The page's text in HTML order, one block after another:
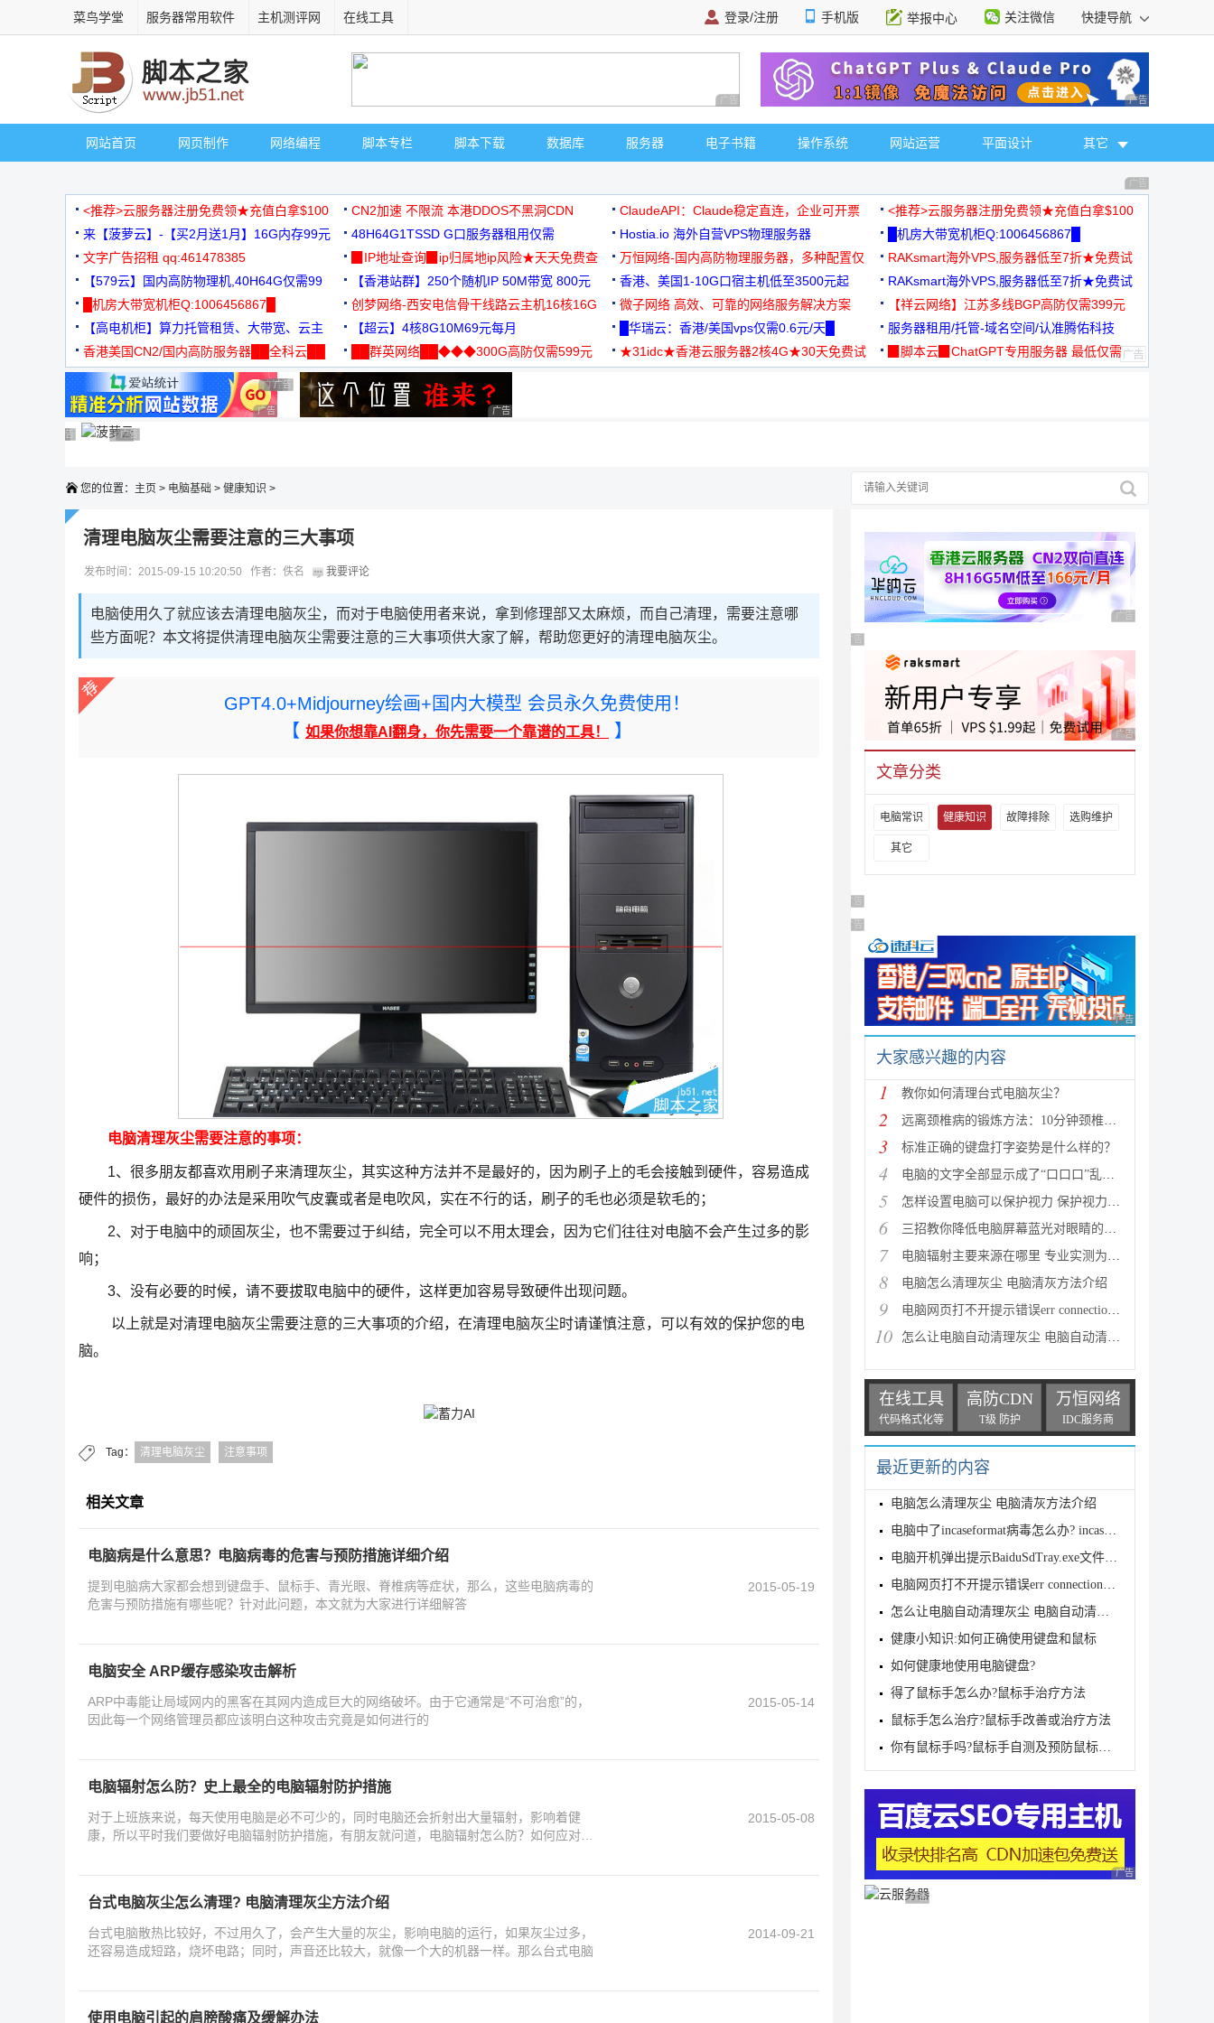
菜鸟学堂 服务器常用软件 主机测评网 在线工具 登录/注册 手机版 举报中心 关注微信 快捷导航
广告 商业广告，理性选择 广告 商业广告，理
网站首页 网页制作 网络编程 脚本专栏 脚本下载 数据库 服务器 电子书籍 操作系统 网站运营 平面设计 其它
广告 商业广告，理
<推荐>云服务器注册免费领★充值白拿$100 CN2加速 不限流 本港DDOS不黑洞CDN ClaudeAPI：Claude稳定直连，企业可开票
<推荐>云服务器注册免费领★充值白拿$100
来【菠萝云】-【买2月送1月】16G内存99元
48H64G1TSSD G口服务器租用仅需
3000+可免费测试
Hostia.io 海外自营VPS物理服务器
█机房大带宽机柜Q:1006456867█
文字广告招租 qq:461478385
▉IP地址查询▉ip归属地ip风险★天天免费查
万恒网络-国内高防物理服务器，多种配置仅
99元/月起
RAKsmart海外VPS,服务器低至7折★免费试
用★
【579云】国内高防物理机,40H64G仅需99
元
【香港站群】250个随机IP 50M带宽 800元 香港、美国1-10G口宿主机低至3500元起
RAKsmart海外VPS,服务器低至7折★免费试
用★
█机房大带宽机柜Q:1006456867█
创梦网络-西安电信骨干线路云主机16核16G
88元/月
微子网络 高效、可靠的网络服务解决方案
【祥云网络】江苏多线BGP高防仅需399元
【高电机柜】算力托管租赁、大带宽、云主
机
【超云】4核8G10M69元每月 █华瑞云：香港/美国vps仅需0.6元/天█
服务器租用/托管-域名空间/认准腾佑科技
香港美国CN2/国内高防服务器██全科云██
██群英网络██◆◆◆300G高防仅需599元
◆◆◆
★31idc★香港云服务器2核4G★30天免费试
▉脚本云▉ChatGPT专用服务器 最低仅需
广告 商业广告，理性选择
广告 商业广告，理性选择
广告 商业广告，理性选择
广告 商业广告，理性选择
广告 商业广告，理性选择
广告 商业广告，理性选择
广告 商业广告，理性选择
广告 商业广告，理性选择广告 商业广告，理性选择
广告 商业广告，理性选择
您的位置： 主页 > 电脑基础 > 健康知识 >
清理电脑灰尘需要注意的三大事项
发布时间：2015-09-15 10:20:50 作者：佚名 我要评论
电脑使用久了就应该去清理电脑灰尘，而对于电脑使用者来说，拿到修理部又太麻烦，而自己清理，需要注意哪
些方面呢？本文将提供清理电脑灰尘需要注意的三大事项供大家了解，帮助您更好的清理电脑灰尘。
GPT4.0+Midjourney绘画+国内大模型 会员永久免费使用！
【 如果你想靠AI翻身，你先需要一个靠谱的工具！ 】
电脑清理灰尘需要注意的事项：
1、很多朋友都喜欢用刷子来清理灰尘，其实这种方法并不是最好的，因为刷子上的毛会接触到硬件，容易造成
硬件的损伤，最好的办法是采用吹气皮囊或者是电吹风，实在不行的话，刷子的毛也必须是软毛的；
2、对于电脑中的顽固灰尘，也不需要过于纠结，完全可以不用太理会，因为它们往往对电脑不会产生过多的影
响；
3、没有必要的时候，请不要拔取电脑中的硬件，这样更加容易导致硬件出现问题。
以上就是对清理电脑灰尘需要注意的三大事项的介绍，在清理电脑灰尘时请谨慎注意，可以有效的保护您的电
脑。
Tag： 清理电脑灰尘 注意事项
相关文章
电脑病是什么意思？电脑病毒的危害与预防措施详细介绍
提到电脑病大家都会想到键盘手、鼠标手、青光眼、脊椎病等症状，那么，这些电脑病毒的
危害与预防措施有哪些呢？针对此问题，本文就为大家进行详细解答
2015-05-19
电脑安全 ARP缓存感染攻击解析
ARP中毒能让局域网内的黑客在其网内造成巨大的网络破坏。由于它通常是“不可治愈”的，
因此每一个网络管理员都应该明白这种攻击究竟是如何进行的
2015-05-14
电脑辐射怎么防？史上最全的电脑辐射防护措施
对于上班族来说，每天使用电脑是必不可少的，同时电脑还会折射出大量辐射，影响着健
康，所以平时我们要做好电脑辐射防护措施，有朋友就问道，电脑辐射怎么防？如何应对
2015-05-08
台式电脑灰尘怎么清理? 电脑清理灰尘方法介绍
台式电脑散热比较好，不过用久了，会产生大量的灰尘，影响电脑的运行，如果灰尘过多，
还容易造成短路，烧坏电路；同时，声音还比较大，就像一个大的机器一样。那么台式电脑
2014-09-21
使用电脑引起的肩膀酸痛及缓解办法
广告 商业广告，理性
广告 商业广告，理性选择
广告 商业广告，理性
文章分类
电脑常识 健康知识 故障排除 选购维护
其它
广告 商业广告，理性选择
广告 商业广告，理性选择
广告 商业广告，理性
大家感兴趣的内容
1 教你如何清理台式电脑灰尘？
2 远离颈椎病的锻炼方法：10分钟颈椎操缓解颈椎病方法图
3 标准正确的键盘打字姿势是什么样的？
4 电脑的文字全部显示成了“口口口”乱码怎么办？
5 怎样设置电脑可以保护视力 保护视力的电脑设置教程
6 三招教你降低电脑屏幕蓝光对眼睛的危害
7 电脑辐射主要来源在哪里 专业实测为你解答
8 电脑怎么清理灰尘 电脑清灰方法介绍
9 电脑网页打不开提示错误err connection怎么办?
10 怎么让电脑自动清理灰尘 电脑自动清理灰尘方法介绍
在线工具
代码格式化等
高防CDN
T级 防护
万恒网络
IDC服务商
最近更新的内容
电脑怎么清理灰尘 电脑清灰方法介绍
电脑中了incaseformat病毒怎么办? incaseformat病毒删
电脑开机弹出提示BaiduSdTray.exe文件损坏怎么办?
电脑网页打不开提示错误err connection怎么办?
怎么让电脑自动清理灰尘 电脑自动清理灰尘方法介绍
健康小知识:如何正确使用键盘和鼠标
如何健康地使用电脑键盘?
得了鼠标手怎么办?鼠标手治疗方法
鼠标手怎么治疗?鼠标手改善或治疗方法
你有鼠标手吗?鼠标手自测及预防鼠标手方法
广告 商业广告，理性
广告 商业广告，理性选择